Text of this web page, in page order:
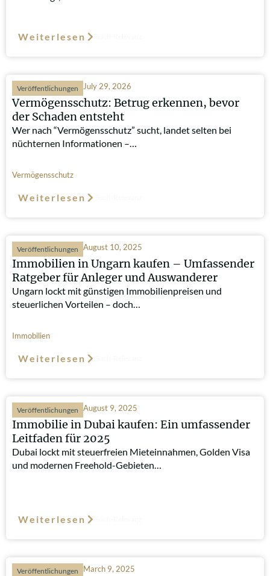
Weiterlesen
Veröffentlichungen July 29, 2026
Vermögensschutz: Betrug erkennen, bevor
der Schaden entsteht
Wer nach “Vermögensschutz” sucht, landet selten bei
nüchternen Informationen –…
Vermögensschutz
Weiterlesen
Veröffentlichungen August 10, 2025
Immobilien in Ungarn kaufen – Umfassender
Ratgeber für Anleger und Auswanderer
Ungarn lockt mit günstigen Immobilienpreisen und
steuerlichen Vorteilen – doch…
Immobilien
Weiterlesen
Veröffentlichungen August 9, 2025
Immobilie in Dubai kaufen: Ein umfassender
Leitfaden für 2025
Dubai lockt mit steuerfreien Mieteinnahmen, Golden Visa
und modernen Freehold-Gebieten…
Weiterlesen
Veröffentlichungen March 9, 2025